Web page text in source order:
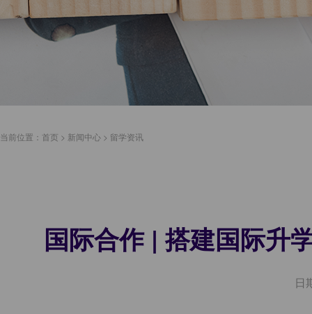
当前位置： 首页 > 新闻中心 > 留学资讯
国际合作 | 搭建国际升
日